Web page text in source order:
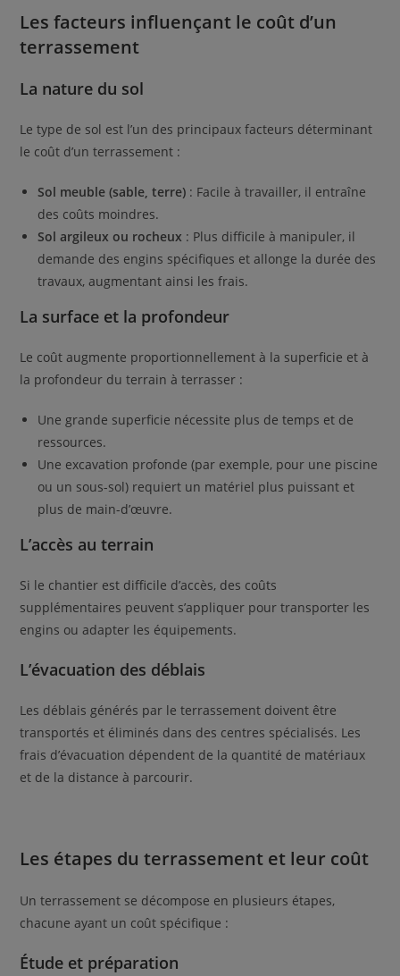
Les facteurs influençant le coût d’un
terrassement
La nature du sol
Le type de sol est l’un des principaux facteurs déterminant
le coût d’un terrassement :
Sol meuble (sable, terre) : Facile à travailler, il entraîne
des coûts moindres.
Sol argileux ou rocheux : Plus difficile à manipuler, il
demande des engins spécifiques et allonge la durée des
travaux, augmentant ainsi les frais.
La surface et la profondeur
Le coût augmente proportionnellement à la superficie et à
la profondeur du terrain à terrasser :
Une grande superficie nécessite plus de temps et de
ressources.
Une excavation profonde (par exemple, pour une piscine
ou un sous-sol) requiert un matériel plus puissant et
plus de main-d’œuvre.
L’accès au terrain
Si le chantier est difficile d’accès, des coûts
supplémentaires peuvent s’appliquer pour transporter les
engins ou adapter les équipements.
L’évacuation des déblais
Les déblais générés par le terrassement doivent être
transportés et éliminés dans des centres spécialisés. Les
frais d’évacuation dépendent de la quantité de matériaux
et de la distance à parcourir.
Les étapes du terrassement et leur coût
Un terrassement se décompose en plusieurs étapes,
chacune ayant un coût spécifique :
Étude et préparation